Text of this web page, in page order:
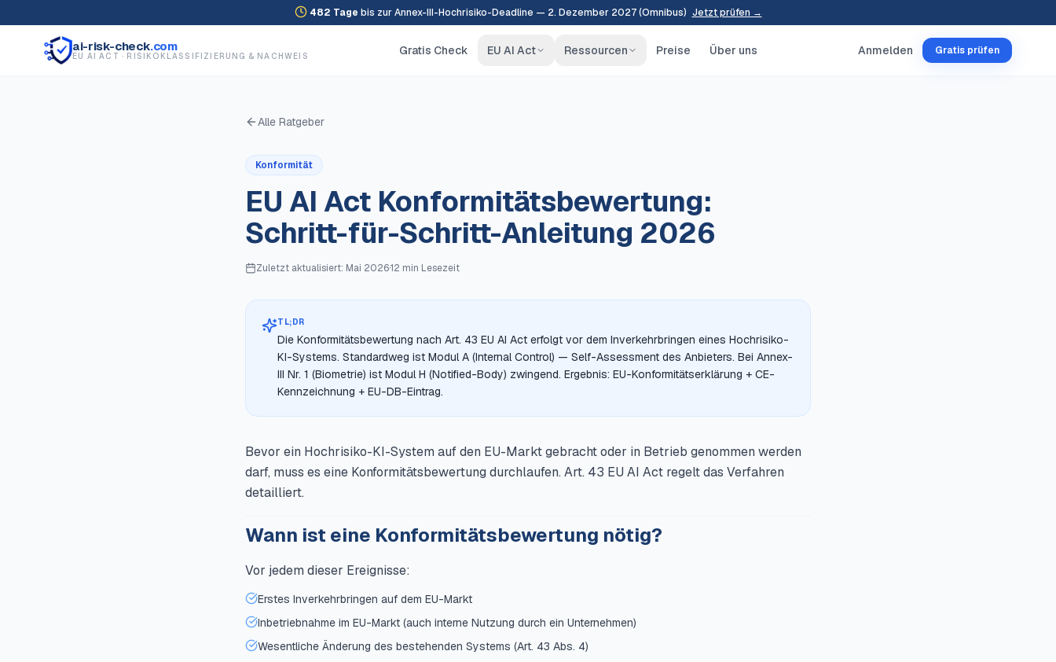
482 Tage bis zur Annex-III-Hochrisiko-Deadline — 2. Dezember 2027 (Omnibus) Jetzt prüfen →
ai-risk-check.com
EU AI ACT · RISIKOKLASSIFIZIERUNG & NACHWEIS Gratis Check EU AI Act Ressourcen Preise Über uns Anmelden Gratis prüfen
Alle Ratgeber
Konformität
EU AI Act Konformitätsbewertung:
Schritt-für-Schritt-Anleitung 2026
Zuletzt aktualisiert: Mai 2026·12 min Lesezeit
TL;DR
Die Konformitätsbewertung nach Art. 43 EU AI Act erfolgt vor dem Inverkehrbringen eines Hochrisiko-
KI-Systems. Standardweg ist Modul A (Internal Control) — Self-Assessment des Anbieters. Bei Annex-
III Nr. 1 (Biometrie) ist Modul H (Notified-Body) zwingend. Ergebnis: EU-Konformitätserklärung + CE-
Kennzeichnung + EU-DB-Eintrag.
Bevor ein Hochrisiko-KI-System auf den EU-Markt gebracht oder in Betrieb genommen werden
darf, muss es eine Konformitätsbewertung durchlaufen. Art. 43 EU AI Act regelt das Verfahren
detailliert.
Wann ist eine Konformitätsbewertung nötig?
Vor jedem dieser Ereignisse:
Erstes Inverkehrbringen auf dem EU-Markt
Inbetriebnahme im EU-Markt (auch interne Nutzung durch ein Unternehmen)
Wesentliche Änderung des bestehenden Systems (Art. 43 Abs. 4)